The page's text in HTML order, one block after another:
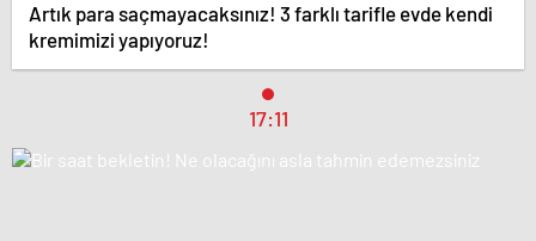
Artık para saçmayacaksınız! 3 farklı tarifle evde kendi
kremimizi yapıyoruz!
17:11